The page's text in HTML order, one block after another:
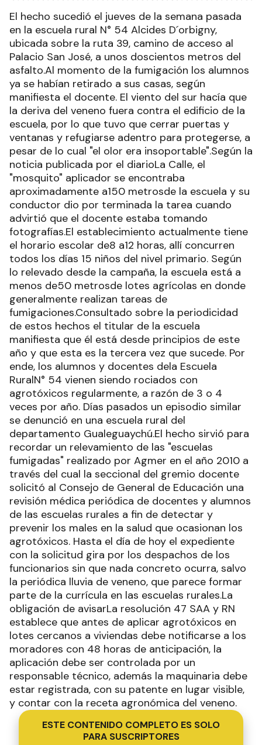
El hecho sucedió el jueves de la semana pasada
en la escuela rural N° 54 Alcides D´orbigny,
ubicada sobre la ruta 39, camino de acceso al
Palacio San José, a unos doscientos metros del
asfalto.Al momento de la fumigación los alumnos
ya se habían retirado a sus casas, según
manifiesta el docente. El viento del sur hacía que
la deriva del veneno fuera contra el edificio de la
escuela, por lo que tuvo que cerrar puertas y
ventanas y refugiarse adentro para protegerse, a
pesar de lo cual "el olor era insoportable".Según la
noticia publicada por el diarioLa Calle, el
"mosquito" aplicador se encontraba
aproximadamente a150 metrosde la escuela y su
conductor dio por terminada la tarea cuando
advirtió que el docente estaba tomando
fotografías.El establecimiento actualmente tiene
el horario escolar de8 a12 horas, allí concurren
todos los días 15 niños del nivel primario. Según
lo relevado desde la campaña, la escuela está a
menos de50 metrosde lotes agrícolas en donde
generalmente realizan tareas de
fumigaciones.Consultado sobre la periodicidad
de estos hechos el titular de la escuela
manifiesta que él está desde principios de este
año y que esta es la tercera vez que sucede. Por
ende, los alumnos y docentes dela Escuela
RuralN° 54 vienen siendo rociados con
agrotóxicos regularmente, a razón de 3 o 4
veces por año. Días pasados un episodio similar
se denunció en una escuela rural del
departamento Gualeguaychú.El hecho sirvió para
recordar un relevamiento de las "escuelas
fumigadas" realizado por Agmer en el año 2010 a
través del cual la seccional del gremio docente
solicitó al Consejo de General de Educación una
revisión médica periódica de docentes y alumnos
de las escuelas rurales a fin de detectar y
prevenir los males en la salud que ocasionan los
agrotóxicos. Hasta el día de hoy el expediente
con la solicitud gira por los despachos de los
funcionarios sin que nada concreto ocurra, salvo
la periódica lluvia de veneno, que parece formar
parte de la currícula en las escuelas rurales.La
obligación de avisarLa resolución 47 SAA y RN
establece que antes de aplicar agrotóxicos en
lotes cercanos a viviendas debe notificarse a los
moradores con 48 horas de anticipación, la
aplicación debe ser controlada por un
responsable técnico, además la maquinaria debe
estar registrada, con su patente en lugar visible,
y contar con la receta agronómica del veneno.
ESTE CONTENIDO COMPLETO ES SOLO
PARA SUSCRIPTORES